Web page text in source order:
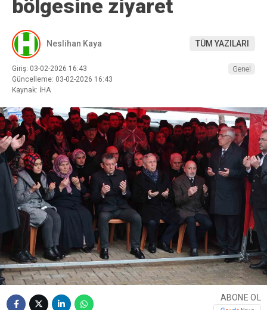
bölgesine ziyaret
Neslihan Kaya TÜM YAZILARI
Giriş: 03-02-2026 16:43
Güncelleme: 03-02-2026 16:43
Kaynak: İHA
Genel
ABONE OL